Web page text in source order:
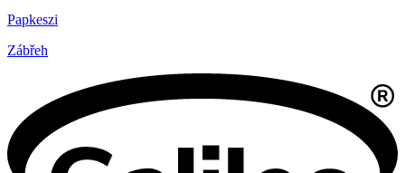
Papkeszi
Zábřeh